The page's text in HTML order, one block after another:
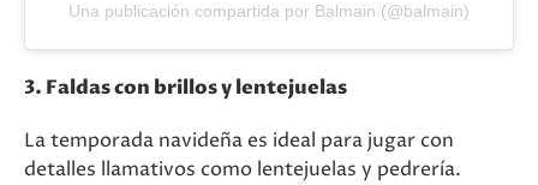
Una publicación compartida por Balmain (@balmain)
3. Faldas con brillos y lentejuelas
La temporada navideña es ideal para jugar con
detalles llamativos como lentejuelas y pedrería.